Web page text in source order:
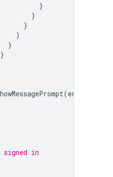
}
}
}
)
}
}
(error
in